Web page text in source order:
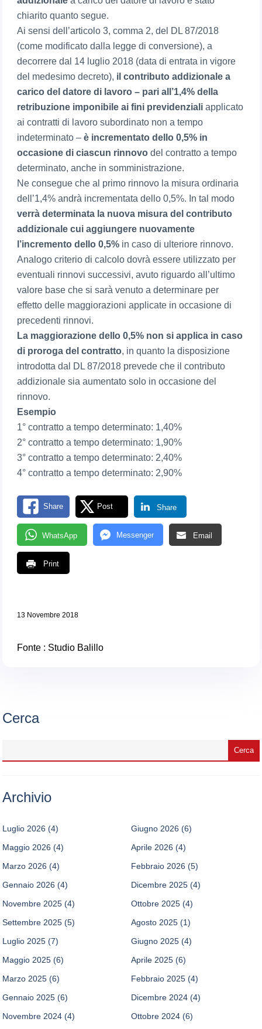
chiarito quanto segue.
Ai sensi dell’articolo 3, comma 2, del DL 87/2018
(come modificato dalla legge di conversione), a
decorrere dal 14 luglio 2018 (data di entrata in vigore
del medesimo decreto), il contributo addizionale a
carico del datore di lavoro – pari all’1,4% della
retribuzione imponibile ai fini previdenziali applicato
ai contratti di lavoro subordinato non a tempo
indeterminato –è incrementato dello 0,5% in
occasione di ciascun rinnovo del contratto a tempo
determinato, anche in somministrazione.
Ne consegue che al primo rinnovo la misura ordinaria
dell’1,4% andrà incrementata dello 0,5%. In tal modo
verrà determinata la nuova misura del contributo
addizionale cui aggiungere nuovamente
l’incremento dello 0,5% in caso di ulteriore rinnovo.
Analogo criterio di calcolo dovrà essere utilizzato per
eventuali rinnovi successivi, avuto riguardo all’ultimo
valore base che si sarà venuto a determinare per
effetto delle maggiorazioni applicate in occasione di
precedenti rinnovi.
La maggiorazione dello 0,5% non si applica in caso
di proroga del contratto, in quanto la disposizione
introdotta dal DL 87/2018 prevede che il contributo
addizionale sia aumentato solo in occasione del
rinnovo.
Esempio
1° contratto a tempo determinato: 1,40%
2° contratto a tempo determinato: 1,90%
3° contratto a tempo determinato: 2,40%
4° contratto a tempo determinato: 2,90%
Share Post Share
WhatsApp Messenger Email
Print
13 Novembre 2018
Fonte : Studio Balillo
Cerca
Archivio
Luglio 2026 (4) Giugno 2026 (6)
Maggio 2026 (4) Aprile 2026 (4)
Marzo 2026 (4) Febbraio 2026 (5)
Gennaio 2026 (4) Dicembre 2025 (4)
Novembre 2025 (4) Ottobre 2025 (4)
Settembre 2025 (5) Agosto 2025 (1)
Luglio 2025 (7) Giugno 2025 (4)
Maggio 2025 (6) Aprile 2025 (6)
Marzo 2025 (6) Febbraio 2025 (4)
Gennaio 2025 (6) Dicembre 2024 (4)
Novembre 2024 (4) Ottobre 2024 (6)